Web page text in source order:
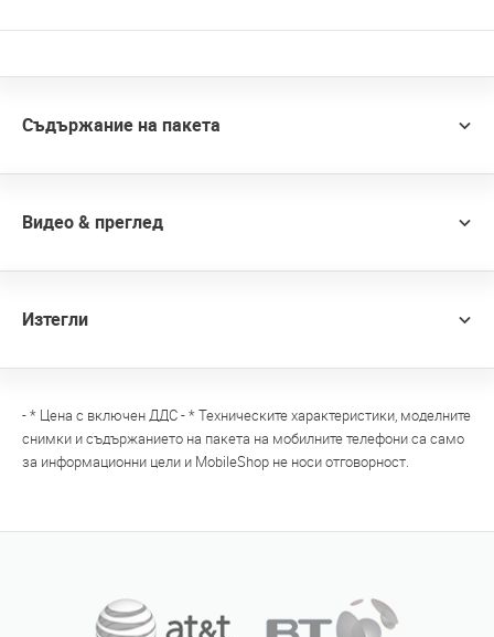
Съдържание на пакета
Видео & преглед
Изтегли
- * Цена с включен ДДС - * Техническите характеристики, моделните
снимки и съдържанието на пакета на мобилните телефони са само
за информационни цели и MobileShop не носи отговорност.